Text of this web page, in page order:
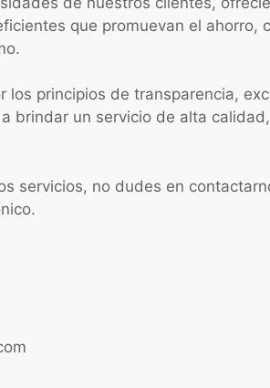
que promuevan el ahorro,
los principios de transparencia,
brindar un servicio de alta
servicios, no dudes en